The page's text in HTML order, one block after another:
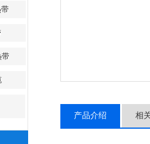
带
带
产品介绍 相